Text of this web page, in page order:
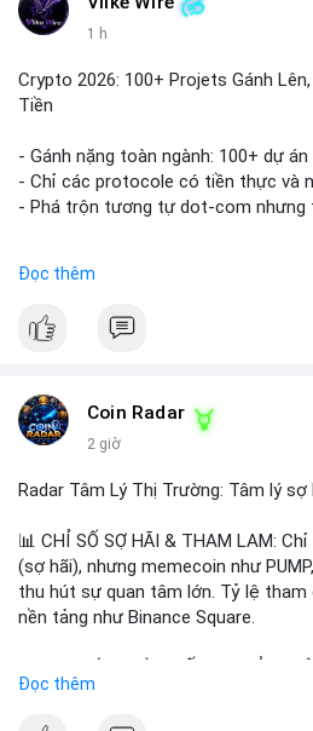
1 h
Crypto 2026: 100+ Projets Gánh
Tiền
- Gánh nặng toàn ngành: 100+ dự
- Chỉ các protocole có tiền thực và
- Phá trộn tương tự dot-com nhưng
Đọc thêm
Coin Radar
2 giờ
Radar Tâm Lý Thị Trường: Tâm lý
📊 CHỈ SỐ SỢ HÃI & THAM LAM:
(sợ hãi), nhưng memecoin như
thu hút sự quan tâm lớn. Tỷ lệ
nền tảng như Binance Square.
CASHCAT, SUI, TAO xuất hiện
Đọc thêm